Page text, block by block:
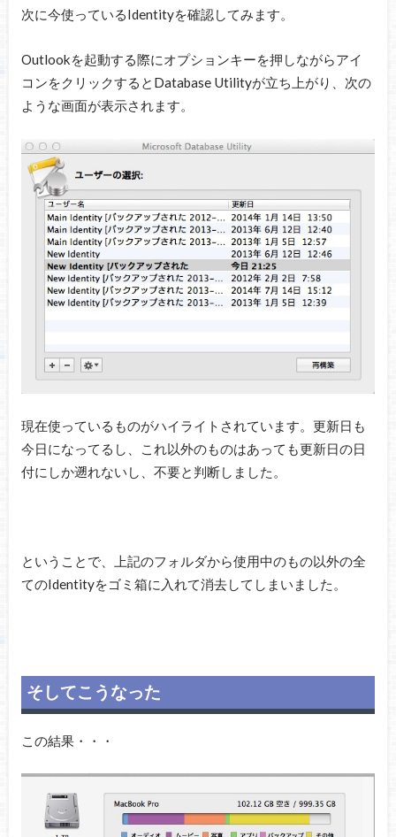
次に今使っているIdentityを確認してみます。
Outlookを起動する際にオプションキーを押しながらアイ
コンをクリックするとDatabase Utilityが立ち上がり、次の
ような画面が表示されます。
現在使っているものがハイライトされています。更新日も
今日になってるし、これ以外のものはあっても更新日の日
付にしか遡れないし、不要と判断しました。
ということで、上記のフォルダから使用中のもの以外の全
てのIdentityをゴミ箱に入れて消去してしまいました。
そしてこうなった
この結果・・・